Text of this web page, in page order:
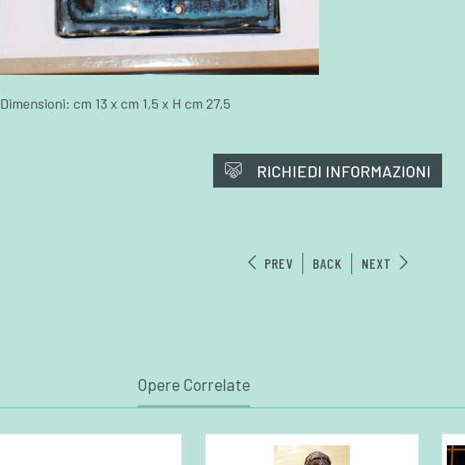
Dimensioni: cm 13 x cm 1,5 x H cm 27,5
RICHIEDI INFORMAZIONI
PREV BACK NEXT
Opere Correlate